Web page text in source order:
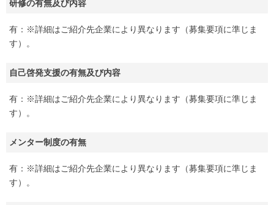
研修の有無及び内容
有：※詳細はご紹介先企業により異なります（募集要項に準じま
す）。
自己啓発支援の有無及び内容
有：※詳細はご紹介先企業により異なります（募集要項に準じま
す）。
メンター制度の有無
有：※詳細はご紹介先企業により異なります（募集要項に準じま
す）。